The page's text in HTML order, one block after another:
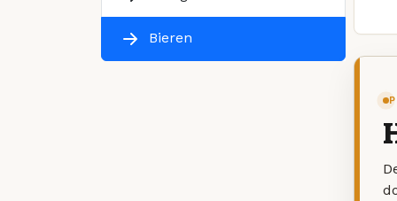
Bieren